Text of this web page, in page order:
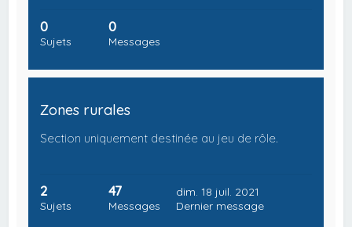
0
Sujets
0
Messages
Zones rurales
Section uniquement destinée au jeu de rôle.
2
Sujets
47
Messages
dim. 18 juil. 2021
Dernier message